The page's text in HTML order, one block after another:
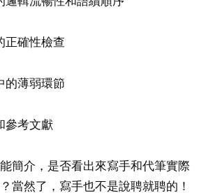
確性檢查
薄弱環節
考文獻
簡介，是否看出來寫手和代筆實際
當然了，寫手也不是說聘就聘的！